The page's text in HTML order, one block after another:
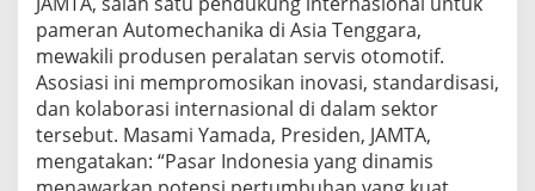
pameran Automechanika di Asia Tenggara,
mewakili produsen peralatan servis otomotif.
Asosiasi ini mempromosikan inovasi, standardisasi,
dan kolaborasi internasional di dalam sektor
tersebut. Masami Yamada, Presiden, JAMTA,
mengatakan: “Pasar Indonesia yang dinamis